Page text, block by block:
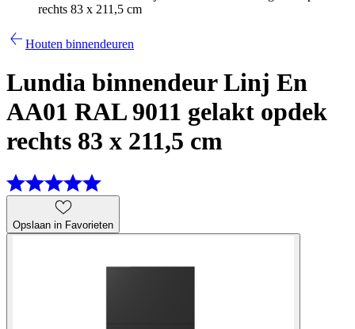
rechts 83 x 211,5 cm
Houten binnendeuren
Lundia binnendeur Linj En
AA01 RAL 9011 gelakt opdek
rechts 83 x 211,5 cm
Opslaan in Favorieten